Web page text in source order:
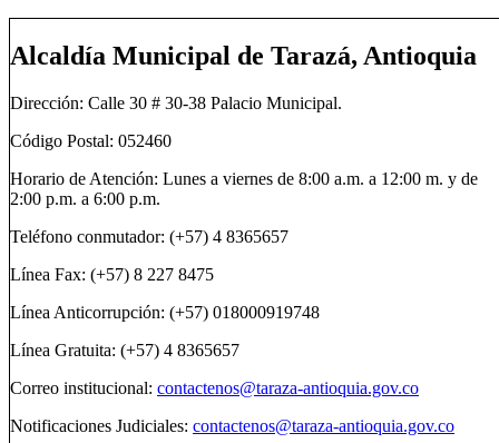
Alcaldía Municipal de Tarazá, Antioquia
Dirección: Calle 30 # 30-38 Palacio Municipal.
Código Postal: 052460
Horario de Atención: Lunes a viernes de 8:00 a.m. a 12:00 m. y de
2:00 p.m. a 6:00 p.m.
Teléfono conmutador: (+57) 4 8365657
Línea Fax: (+57) 8 227 8475
Línea Anticorrupción: (+57) 018000919748
Línea Gratuita: (+57) 4 8365657
Correo institucional: contactenos@taraza-antioquia.gov.co
Notificaciones Judiciales: contactenos@taraza-antioquia.gov.co